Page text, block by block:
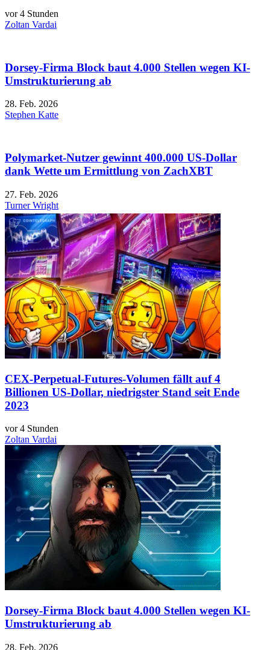
vor 4 Stunden
Zoltan Vardai
Dorsey-Firma Block baut 4.000 Stellen wegen KI-
Umstrukturierung ab
28. Feb. 2026
Stephen Katte
Polymarket-Nutzer gewinnt 400.000 US-Dollar
dank Wette um Ermittlung von ZachXBT
27. Feb. 2026
Turner Wright
CEX-Perpetual-Futures-Volumen fällt auf 4
Billionen US-Dollar, niedrigster Stand seit Ende
2023
vor 4 Stunden
Zoltan Vardai
Dorsey-Firma Block baut 4.000 Stellen wegen KI-
Umstrukturierung ab
28. Feb. 2026